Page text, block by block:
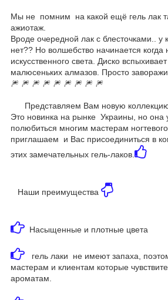
Мы не помним на какой ещё гель лак
ажиотаж.
Вроде очередной лак с блесточками.. у
нет?? Но волшебство начинается когда
искусственного света. Диско
малюсеньких алмазов. Просто
🎆 🎆 🎆 🎆 🎆 🎆 🎆 🎆 🎆
Представляем Вам новую коллекцию
Это новинка на рынке Украины, но она
полюбиться многим мастерам ногтевого
приглашаем и Вас присоединиться в
этих замечательных гель-лаков.
Наши преимущества
Насыщенные и плотные цвета
гель лаки не имеют запаха,
мастерам и клиентам которые
ароматам.